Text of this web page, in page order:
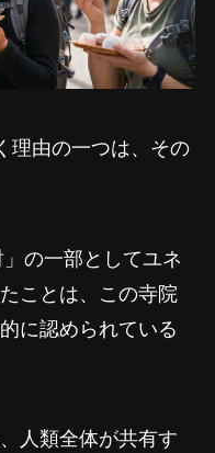
理由の一つは、その
の一部としてユネ
ことは、この寺院
に認められている
人類全体が共有す